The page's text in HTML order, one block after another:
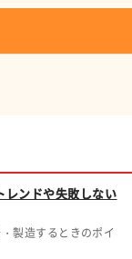
レンドや失敗しない
製造するときのポイ